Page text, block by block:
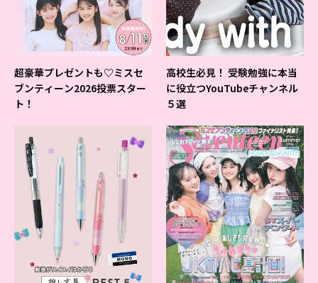
超豪華プレゼントも♡ミスセ
ブンティーン2026投票スター
ト！
高校生必見！ 受験勉強に本当
に役立つYouTubeチャンネル
５選